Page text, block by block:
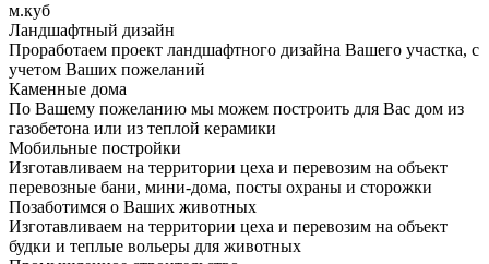
м.куб
Ландшафтный дизайн
Проработаем проект ландшафтного дизайна Вашего участка, с
учетом Ваших пожеланий
Каменные дома
По Вашему пожеланию мы можем построить для Вас дом из
газобетона или из теплой керамики
Мобильные постройки
Изготавливаем на территории цеха и перевозим на объект
перевозные бани, мини-дома, посты охраны и сторожки
Позаботимся о Ваших животных
Изготавливаем на территории цеха и перевозим на объект
будки и теплые вольеры для животных